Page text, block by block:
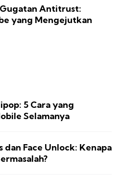
Antitrust:
yang Mengejutkan
5 Cara yang
Selamanya
Face Unlock: Kenapa